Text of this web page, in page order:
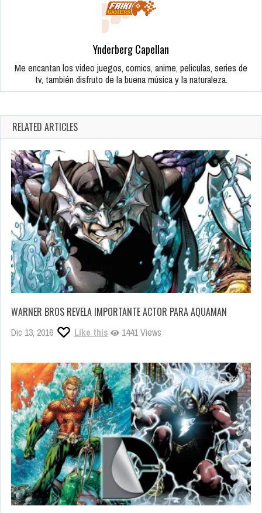
Ynderberg Capellan
Me encantan los video juegos, comics, anime, peliculas, series de
tv, también disfruto de la buena música y la naturaleza.
RELATED ARTICLES
WARNER BROS REVELA IMPORTANTE ACTOR PARA AQUAMAN
Dic 13, 2016 Like this 1441 Views